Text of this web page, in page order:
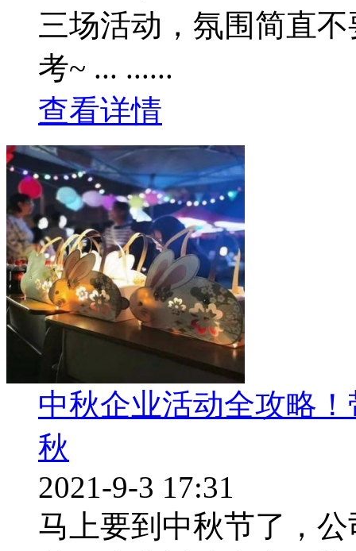
三场活动，氛围简直
考~ ... ......
查看详情
中秋企业活动全攻略
秋
2021-9-3 17:31
马上要到中秋节了，